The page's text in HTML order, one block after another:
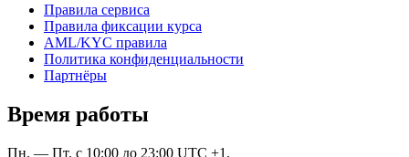
Правила сервиса
Правила фиксации курса
AML/KYC правила
Политика конфиденциальности
Партнёры
Время работы
Пн. — Пт. с 10:00 до 23:00 UTC +1.